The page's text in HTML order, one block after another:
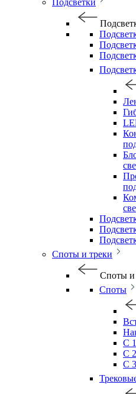
Подсветки
Споты и треки
Споты и
Споты
С
С
С